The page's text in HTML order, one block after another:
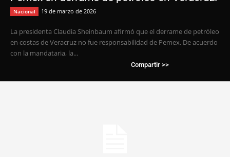
Nacional 19 de marzo de 2026
La presidenta Claudia Sheinbaum afirmó que el derrame de petróleo
en costas de Veracruz no fue responsabilidad de Pemex. De acuerdo
con la mandataria, la...
Compartir >>